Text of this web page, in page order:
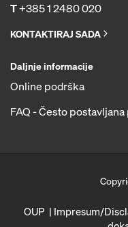
T+385 1 2480 020
KONTAKTIRAJ SADA
Daljnje informacije
Online podrška
FAQ - Često
OUP Impresum/